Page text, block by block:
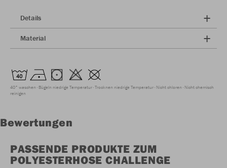
Details
Material
40° waschen Bügeln niedrige Temperatur Trocknen niedrige Temperatur Nicht chloren Nicht chemisch
reinigen
Bewertungen
PASSENDE PRODUKTE ZUM
POLYESTERHOSE CHALLENGE